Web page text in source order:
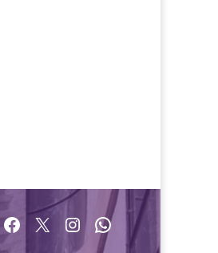
Facebook
X Instagram
WhatsApp